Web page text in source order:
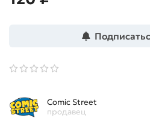
Comic Street
продавец